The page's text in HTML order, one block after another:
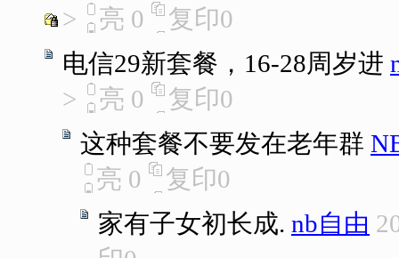
>
亮 0 复印0
电信29新套餐，16-28周岁进
>
亮 0 复印0
这种套餐不要发在老年群
亮 0 复印0
家有子女初长成. nb自由